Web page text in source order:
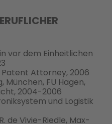
vor dem Einheitlichen
Patent Attorney, 2006
FU Hagen,
2004-2006
und Logistik
de Vivie-Riedle, Max-